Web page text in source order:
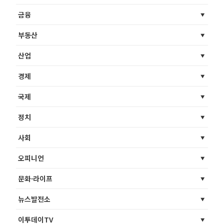
금융
부동산
산업
경제
국제
정치
사회
오피니언
문화·라이프
뉴스발전소
이투데이TV